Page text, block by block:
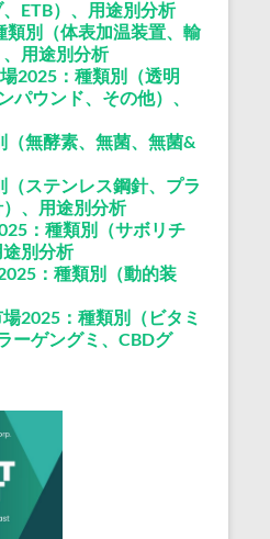
ETB）、用途別分析
類別（体表加温装置、輸
用途別分析
2025：種類別（透明
パウンド、その他）、
（無酵素、無菌、無菌&
ステンレス鋼針、プラ
、用途別分析
：種類別（サボリチ
別分析
：種類別（動的装
2025：種類別（ビタミ
ーゲングミ、CBDグ